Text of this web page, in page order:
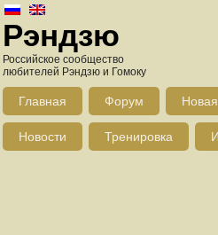
Рэндзю
Российское сообщество
любителей Рэндзю и Гомоку
Главная Форум
Новости Тренировка